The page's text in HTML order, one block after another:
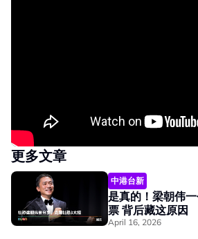
更多文章
中港台新
是真的！梁朝伟
票 背后藏这原因
April 16, 2026